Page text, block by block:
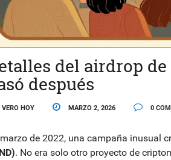
del airdrop
después
VERO HOY MARZO 2, 2026 0
de 2022, una campaña inusual
. No era solo otro proyecto de